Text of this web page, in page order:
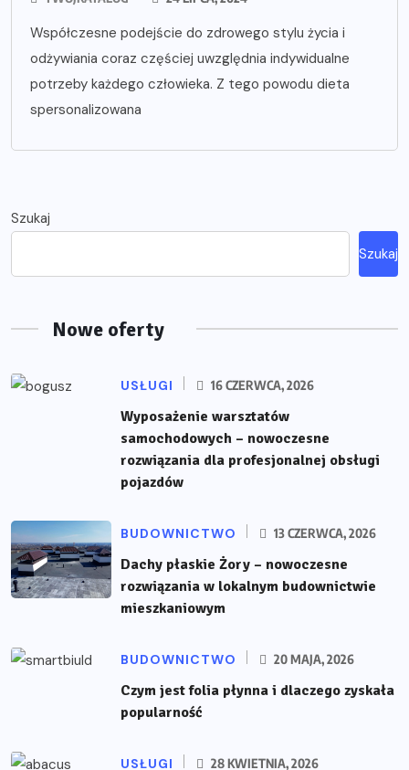
Współczesne podejście do zdrowego stylu życia i
odżywiania coraz częściej uwzględnia indywidualne
potrzeby każdego człowieka. Z tego powodu dieta
spersonalizowana
Szukaj
Szukaj
Nowe oferty
USŁUGI 16 CZERWCA, 2026
Wyposażenie warsztatów
samochodowych – nowoczesne
rozwiązania dla profesjonalnej obsługi
pojazdów
BUDOWNICTWO 13 CZERWCA, 2026
Dachy płaskie Żory – nowoczesne
rozwiązania w lokalnym budownictwie
mieszkaniowym
BUDOWNICTWO 20 MAJA, 2026
Czym jest folia płynna i dlaczego zyskała
popularność
USŁUGI 28 KWIETNIA, 2026